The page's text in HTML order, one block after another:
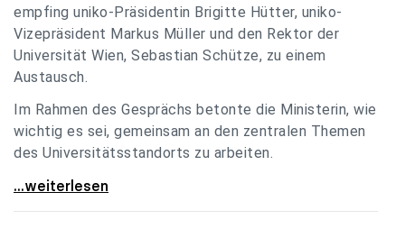
empfing uniko-Präsidentin Brigitte Hütter, uniko-
Vizepräsident Markus Müller und den Rektor der
Universität Wien, Sebastian Schütze, zu einem
Austausch.
Im Rahmen des Gesprächs betonte die Ministerin, wie
wichtig es sei, gemeinsam an den zentralen Themen
des Universitätsstandorts zu arbeiten.
Holzleitner empfing uniko-Spitze zum Austausch
...weiterlesen